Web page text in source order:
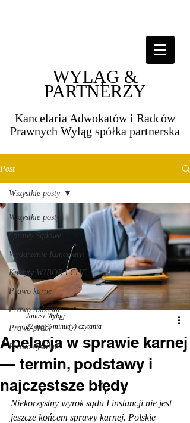
WYLĄG &
PARTNERZY
Kancelaria Adwokatów i Radców
Prawnych Wyląg spółka partnerska​​
Post
Wszystkie posty
Sprawy Sądowe
Wydarzenie Kancelarii
Kredyty WIBOR i CHF
Prawo karne
Prawo rodzinne
Prawo pracy
Prawo cywilne
Wszystkie posty
Apelacja w sprawie karnej
— termin, podstawy i
najczęstsze błędy
Janusz Wyląg
22 maj 3 minut(y) czytania
Niekorzystny wyrok sądu I instancji nie jest
jeszcze końcem sprawy karnej. Polskie